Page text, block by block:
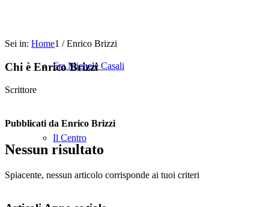
Fra Michele Casali
Il Centro
Sei in: Home1 / Enrico Brizzi
Chi è Enrico Brizzi
Scrittore
Pubblicati da Enrico Brizzi
Nessun risultato
Spiacente, nessun articolo corrisponde ai tuoi criteri